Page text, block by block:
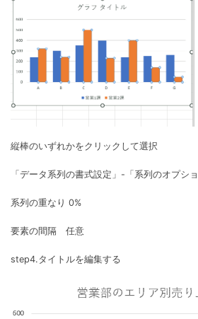
縦棒のいずれかをクリックして選択
「データ系列の書式設定」-「系列のオプシ
系列の重なり 0%
要素の間隔 任意
step4.タイトルを編集する